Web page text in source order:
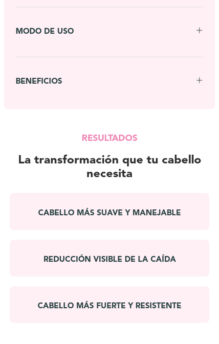
MODO DE USO
BENEFICIOS
RESULTADOS
La transformación que tu cabello
necesita
CABELLO MÁS SUAVE Y MANEJABLE
REDUCCIÓN VISIBLE DE LA CAÍDA
CABELLO MÁS FUERTE Y RESISTENTE